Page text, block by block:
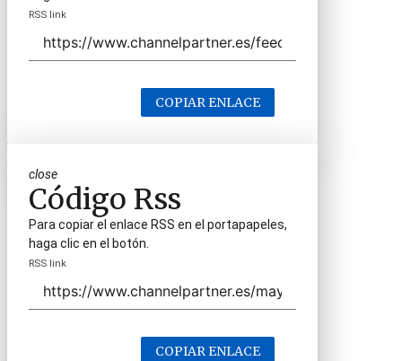
RSS link
COPIAR ENLACE
close
Código Rss
Para copiar el enlace RSS en el portapapeles,
haga clic en el botón.
RSS link
COPIAR ENLACE